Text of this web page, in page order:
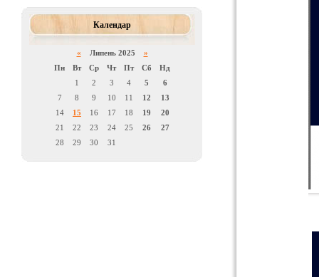
Календар
« Липень 2025 »
Пн
Вт Ср Чт Пт Сб
Нд
1
2 3 4 5
6
7
8 9 10 11 12
13
14
15 16 17 18 19
20
21
22 23 24 25 26
27
28
29 30 31